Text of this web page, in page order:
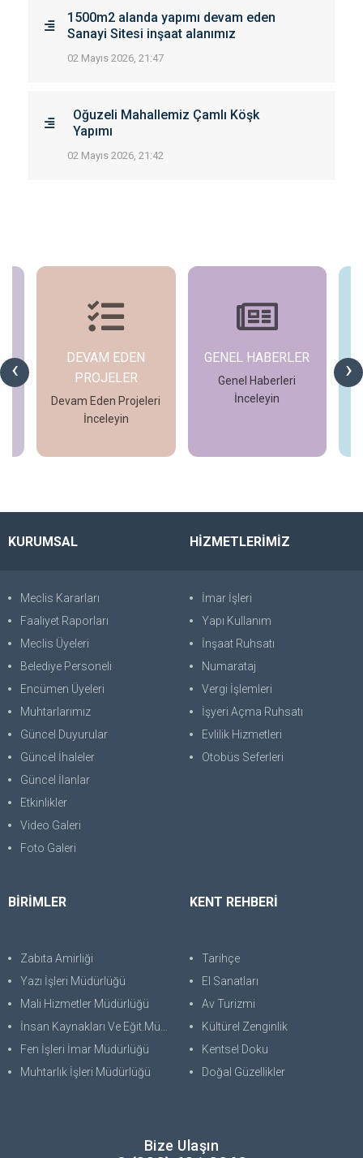
1500m2 alanda yapımı devam eden
Sanayi Sitesi inşaat alanımız
02 Mayıs 2026, 21:47
Oğuzeli Mahallemiz Çamlı Köşk
Yapımı
02 Mayıs 2026, 21:42
‹ ›
DEVAM EDEN
PROJELER
Devam Eden Projeleri
İnceleyin
İncele
GENEL HABERLER
Genel Haberleri
İnceleyin
KURUMSAL
Meclis Kararları
Faaliyet Raporları
Meclis Üyeleri
Belediye Personeli
Encümen Üyeleri
Muhtarlarımız
Güncel Duyurular
Güncel İhaleler
Güncel İlanlar
Etkinlikler
Video Galeri
Foto Galeri
HİZMETLERİMİZ
İmar İşleri
Yapı Kullanım
İnşaat Ruhsatı
Numarataj
Vergi İşlemleri
İşyeri Açma Ruhsatı
Evlilik Hizmetleri
Otobüs Seferleri
BİRİMLER
Zabıta Amirliği
Yazı İşleri Müdürlüğü
Mali Hizmetler Müdürlüğü
İnsan Kaynakları Ve Eğit.Müdürlüğü
Fen İşleri İmar Müdürlüğü
Muhtarlık İşleri Müdürlüğü
KENT REHBERİ
Tarihçe
El Sanatları
Av Turizmi
Kültürel Zenginlik
Kentsel Doku
Doğal Güzellikler
Bize Ulaşın